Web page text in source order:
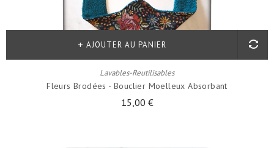
Lavables-Reutilisables
Fleurs Brodées - Bouclier Moelleux Absorbant
15,00 €
AJOUTER AU PANIER